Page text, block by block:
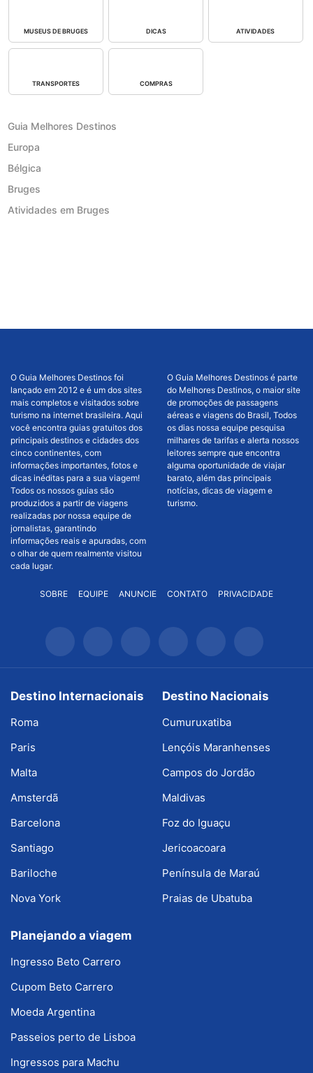
MUSEUS DE BRUGES DICAS ATIVIDADES
TRANSPORTES COMPRAS
Guia Melhores Destinos
Europa
Bélgica
Bruges
Atividades em Bruges
O Guia Melhores Destinos foi
lançado em 2012 e é um dos sites
mais completos e visitados sobre
turismo na internet brasileira. Aqui
você encontra guias gratuitos dos
principais destinos e cidades dos
cinco continentes, com
informações importantes, fotos e
dicas inéditas para a sua viagem!
Todos os nossos guias são
produzidos a partir de viagens
realizadas por nossa equipe de
jornalistas, garantindo
informações reais e apuradas, com
o olhar de quem realmente visitou
cada lugar.
O Guia Melhores Destinos é parte
do Melhores Destinos, o maior site
de promoções de passagens
aéreas e viagens do Brasil, Todos
os dias nossa equipe pesquisa
milhares de tarifas e alerta nossos
leitores sempre que encontra
alguma oportunidade de viajar
barato, além das principais
notícias, dicas de viagem e
turismo.
SOBRE EQUIPE ANUNCIE CONTATO PRIVACIDADE
Destino Internacionais
Roma
Paris
Malta
Amsterdã
Barcelona
Santiago
Bariloche
Nova York
Destino Nacionais
Cumuruxatiba
Lençóis Maranhenses
Campos do Jordão
Maldivas
Foz do Iguaçu
Jericoacoara
Península de Maraú
Praias de Ubatuba
Planejando a viagem
Ingresso Beto Carrero
Cupom Beto Carrero
Moeda Argentina
Passeios perto de Lisboa
Ingressos para Machu